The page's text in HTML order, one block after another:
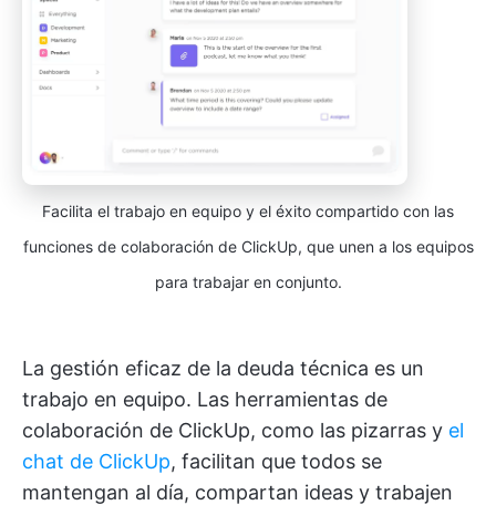
Facilita el trabajo en equipo y el éxito compartido con las
funciones de colaboración de ClickUp, que unen a los equipos
para trabajar en conjunto.
La gestión eficaz de la deuda técnica es un
trabajo en equipo. Las herramientas de
colaboración de ClickUp, como las pizarras y el
chat de ClickUp, facilitan que todos se
mantengan al día, compartan ideas y trabajen